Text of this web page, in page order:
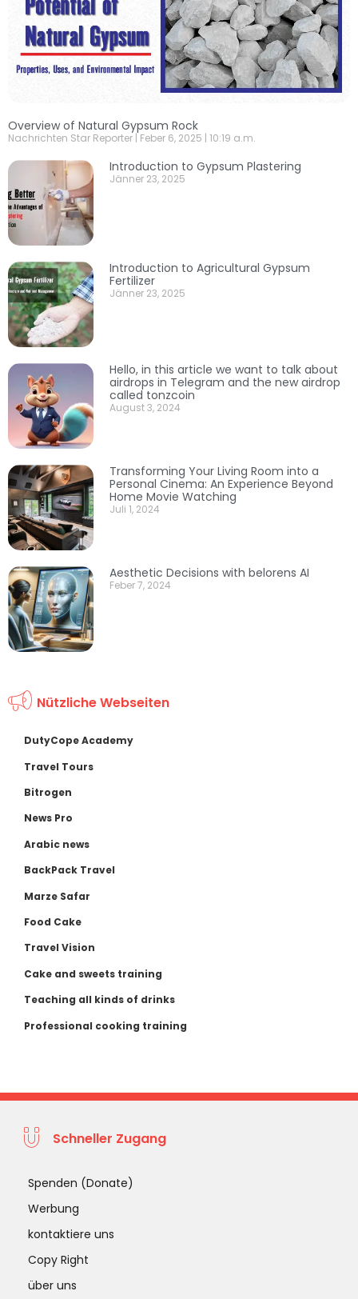
Overview of Natural Gypsum Rock
Nachrichten Star Reporter Feber 6, 2025 10:19 a.m.
Introduction to Gypsum Plastering
Jänner 23, 2025
Introduction to Agricultural Gypsum
Fertilizer
Jänner 23, 2025
Hello, in this article we want to talk about
airdrops in Telegram and the new airdrop
called tonzcoin
August 3, 2024
Transforming Your Living Room into a
Personal Cinema: An Experience Beyond
Home Movie Watching
Juli 1, 2024
Aesthetic Decisions with belorens AI
Feber 7, 2024
Nützliche Webseiten
DutyCope Academy
Travel Tours
Bitrogen
News Pro
Arabic news
BackPack Travel
Marze Safar
Food Cake
Travel Vision
Cake and sweets training
Teaching all kinds of drinks
Professional cooking training
Schneller Zugang
Spenden (Donate)
Werbung
kontaktiere uns
Copy Right
über uns